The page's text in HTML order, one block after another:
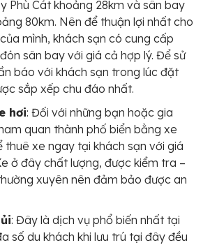
Phù Cát khoảng 28km và sân bay
80km. Nên để thuận lợi nhất cho
mình, khách sạn có cung cấp
sân bay với giá cả hợp lý. Để sử
báo với khách sạn trong lúc đặt
sắp xếp chu đáo nhất.
hơi: Đối với những bạn hoặc gia
quan thành phố biển bằng xe
thuê xe ngay tại khách sạn với giá
ở đây chất lượng, được kiểm tra –
xuyên nên đảm bảo được an
: Đây là dịch vụ phổ biến nhất tại
số du khách khi lưu trú tại đây đều